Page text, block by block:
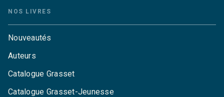
NOS LIVRES
Nouveautés
Auteurs
Catalogue Grasset
Catalogue Grasset-Jeunesse